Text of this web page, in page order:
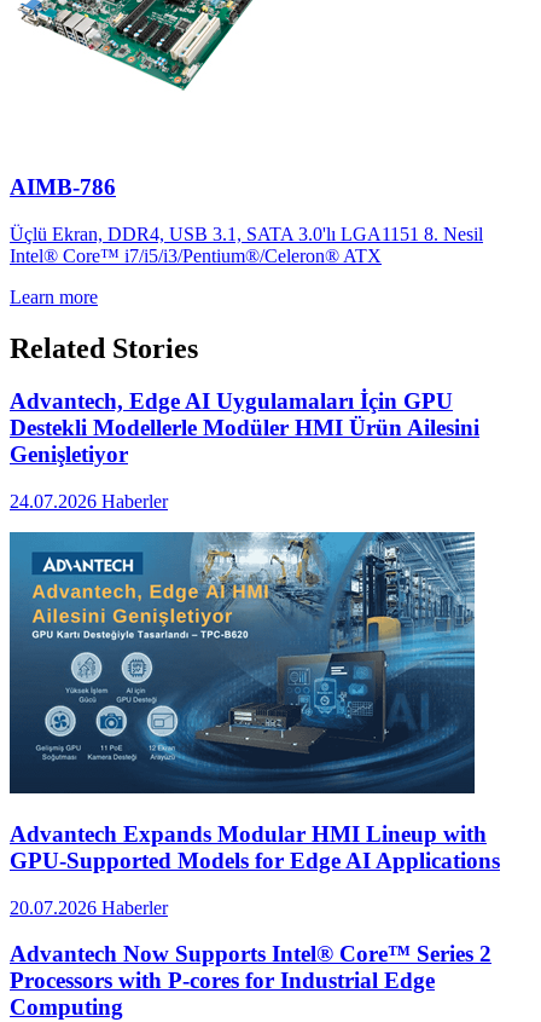
AIMB-786
Üçlü Ekran, DDR4, USB 3.1, SATA 3.0'lı LGA1151 8. Nesil
Intel® Core™ i7/i5/i3/Pentium®/Celeron® ATX
Learn more
Related Stories
Advantech, Edge AI Uygulamaları İçin GPU
Destekli Modellerle Modüler HMI Ürün Ailesini
Genişletiyor
24.07.2026 Haberler
Advantech Expands Modular HMI Lineup with
GPU-Supported Models for Edge AI Applications
20.07.2026 Haberler
Advantech Now Supports Intel® Core™ Series 2
Processors with P-cores for Industrial Edge
Computing